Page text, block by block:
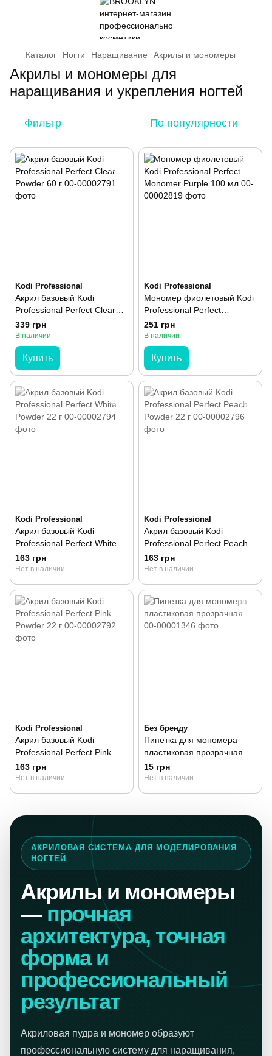
Каталог Ногти Наращивание Акрилы и мономеры
Акрилы и мономеры для
наращивания и укрепления ногтей
Фильтр По популярности
Kodi Professional
Акрил базовый Kodi
Professional Perfect Clear
Powder 60 г
339 грн
В наличии
Купить
Kodi Professional
Мономер фиолетовый Kodi
Professional Perfect
Monomer Purple 100 мл
251 грн
В наличии
Купить
Kodi Professional
Акрил базовый Kodi
Professional Perfect White
Powder 22 г
163 грн
Нет в наличии
Kodi Professional
Акрил базовый Kodi
Professional Perfect Peach
Powder 22 г
163 грн
Нет в наличии
Kodi Professional
Акрил базовый Kodi
Professional Perfect Pink
Powder 22 г
163 грн
Нет в наличии
Без бренду
Пипетка для мономера
пластиковая прозрачная
15 грн
Нет в наличии
АКРИЛОВАЯ СИСТЕМА ДЛЯ МОДЕЛИРОВАНИЯ
НОГТЕЙ
Акрилы и мономеры
— прочная
архитектура, точная
форма и
профессиональный
результат
Акриловая пудра и мономер образуют
профессиональную систему для наращивания,